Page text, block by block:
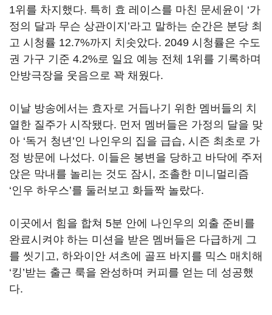
1위를 차지했다. 특히 효 레이스를 마친 문세윤이 ‘가
정의 달과 무슨 상관이지 ’라고 말하는 순간은 분당 최
고 시청률 12.7%까지 치솟았다. 2049 시청률은 수도
권 가구 기준 4.2%로 일요 예능 전체 1위를 기록하며
안방극장을 웃음으로 꽉 채웠다.
이날 방송에서는 효자로 거듭나기 위한 멤버들의 치
열한 질주가 시작됐다. 먼저 멤버들은 가정의 달을 맞
아 ‘독거 청년’인 나인우의 집을 급습, 시즌 최초로 가
정 방문에 나섰다. 이들은 봉변을 당하고 바닥에 주저
앉은 막내를 놀리는 것도 잠시 , 조촐한 미니멀리즘
‘인우 하우스’를 둘러보고 화들짝 놀랐다.
이곳에서 힘을 합쳐 5분 안에 나인우의 외출 준비를
완료시켜야 하는 미션을 받은 멤버들은 다급하게 그
를 씻기고, 하와이안 셔츠에 골프 바지를 믹스 매치해
‘킹’받는 출근 룩을 완성하며 커피를 얻는 데 성공했
다.